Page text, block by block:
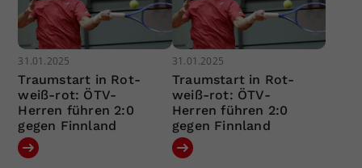
31.01.2025
Traumstart in Rot-
weiß-rot: ÖTV-
Herren führen 2:0
gegen Finnland
31.01.2025
Traumstart in Rot-
weiß-rot: ÖTV-
Herren führen 2:0
gegen Finnland